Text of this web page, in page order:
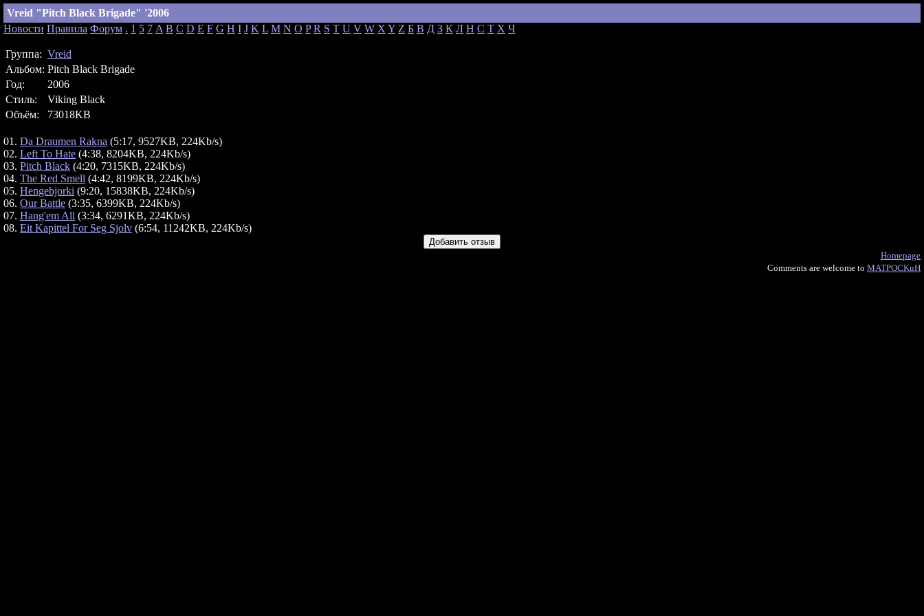
Vreid "Pitch Black Brigade" '2006
Новости Правила Форум . 1 5 7 A B C D E F G H I J K L M N O P R S T U V W X Y Z Б В Д З К Л Н С Т Х Ч
Группа: Vreid
Альбом: Pitch Black Brigade
Год:
2006
Стиль:
Viking Black
Объём:
73018KB
01. Da Draumen Rakna (5:17, 9527KB, 224Kb/s)
02. Left To Hate (4:38, 8204KB, 224Kb/s)
03. Pitch Black (4:20, 7315KB, 224Kb/s)
04. The Red Smell (4:42, 8199KB, 224Kb/s)
05. Hengebjorki (9:20, 15838KB, 224Kb/s)
06. Our Battle (3:35, 6399KB, 224Kb/s)
07. Hang'em All (3:34, 6291KB, 224Kb/s)
08. Eit Kapittel For Seg Sjolv (6:54, 11242KB, 224Kb/s)
Homepage
Comments are welcome to MATPOCKuH